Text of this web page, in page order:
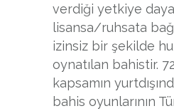
verdiği yetkiye
lisansa/ruhsata
izinsiz bir şekilde
oynatılan bahistir.
kapsamın
bahis oyunlarının